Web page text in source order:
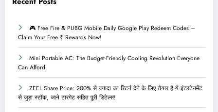
🎮 Free Fire & PUBG Mobile Daily Google Play Redeem Codes –
Claim Your Free ₹ Rewards Now!
Mini Portable AC: The Budget-Friendly Cooling Revolution Everyone
Can Afford
ZEEL Share Price: 200% से ज्यादा का रिटर्न देने के लिए तैयार है ये इंटरटेनमेंट
से जुड़ा स्टॉक, जाने टारगेट सहित पूरी डिटेल्स!